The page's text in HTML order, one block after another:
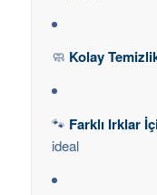
🧼 Kolay
🐾 Farklı Irklar
ideal